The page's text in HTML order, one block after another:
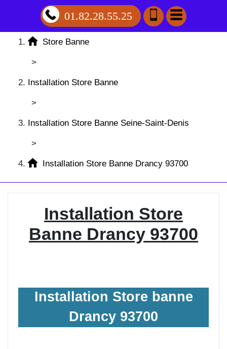
01.82.28.55.25
Store Banne
>
Installation Store Banne
>
Installation Store Banne Seine-Saint-Denis
>
Installation Store Banne Drancy 93700
Installation Store
Banne Drancy 93700
Installation Store banne
Drancy 93700